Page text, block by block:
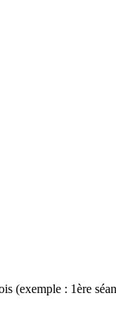
(exemple : 1ère